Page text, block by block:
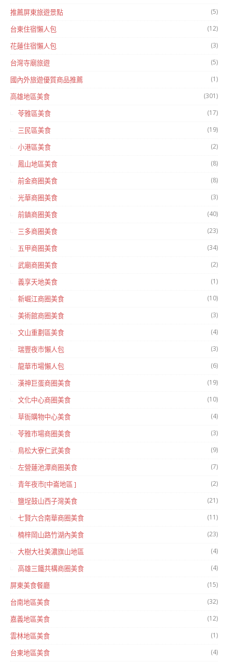
推薦屏東旅遊景點
(5)
台東住宿懶人包 (12)
花蓮住宿懶人包 (3)
台灣寺廟旅遊 (5)
國內外旅遊優質商品推薦 (1)
高雄地區美食 (301)
苓雅區美食 (17)
三民區美食 (19)
小港區美食 (2)
鳳山地區美食 (8)
前金商圈美食 (8)
光華商圈美食 (3)
前鎮商圈美食 (40)
三多商圈美食 (23)
五甲商圈美食 (34)
武廟商圈美食 (2)
義享天地美食 (1)
新崛江商圈美食 (10)
美術館商圈美食 (3)
文山重劃區美食 (4)
瑞豐夜市懶人包 (3)
龍華市場懶人包 (6)
漢神巨蛋商圈美食 (19)
文化中心商圈美食 (10)
草衙購物中心美食 (4)
苓雅市場商圈美食 (3)
鳥松大寮仁武美食 (9)
左營蓮池潭商圈美食 (7)
青年夜市[中崙地區 ] (2)
鹽埕鼓山西子灣美食 (21)
七賢六合南華商圈美食 (11)
楠梓岡山路竹湖內美食 (23)
大樹大社美濃旗山地區 (4)
高雄三鐵共構商圈美食 (4)
屏東美食餐廳 (15)
台南地區美食 (32)
嘉義地區美食 (12)
雲林地區美食 (1)
台東地區美食 (4)